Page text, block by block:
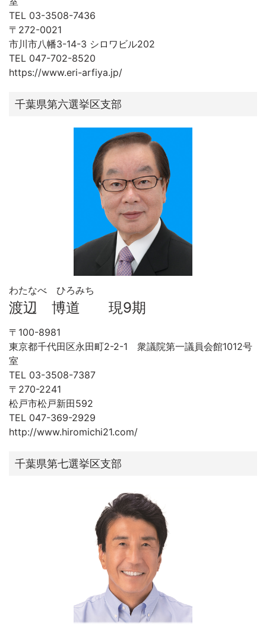
TEL 03-3508-7436
〒272-0021
市川市八幡3-14-3 シロワビル202
TEL 047-702-8520
https://www.eri-arfiya.jp/
千葉県第六選挙区支部
わたなべ ひろみち
渡辺 博道 現9期
〒100-8981
東京都千代田区永田町2-2-1 衆議院第一議員会館1012号
室
TEL 03-3508-7387
〒270-2241
松戸市松戸新田592
TEL 047-369-2929
http://www.hiromichi21.com/
千葉県第七選挙区支部